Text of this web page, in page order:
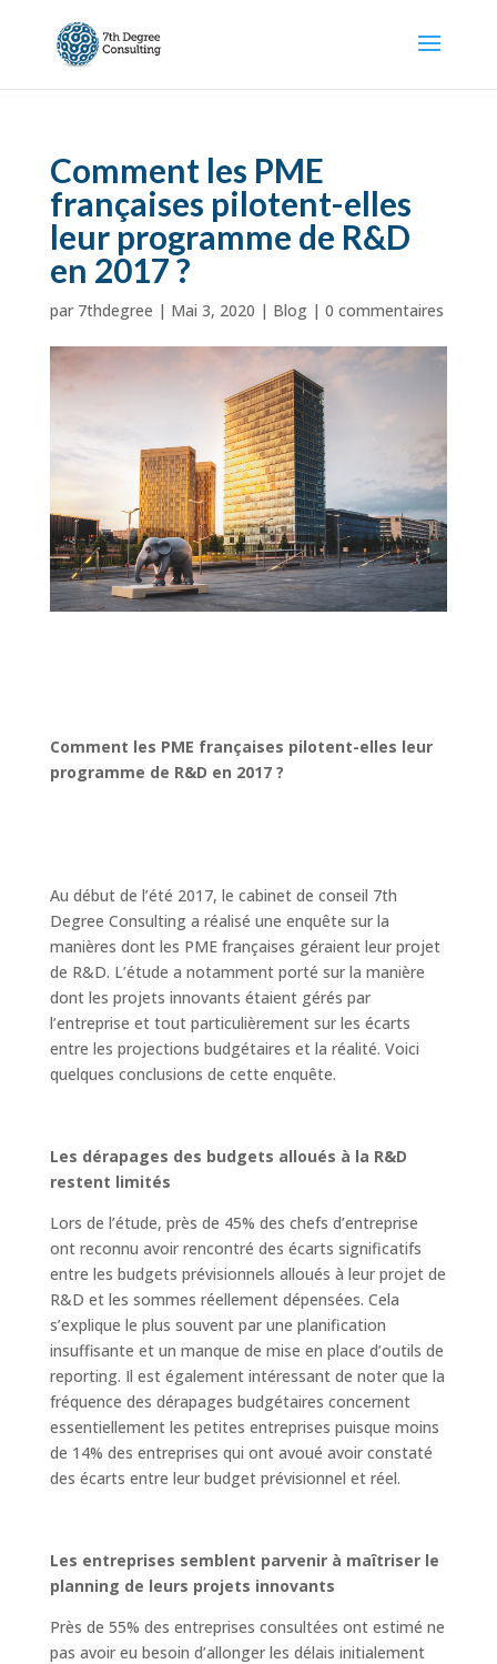
Comment les PME
françaises pilotent-elles
leur programme de R&D
en 2017 ?
par 7thdegree | Mai 3, 2020 | Blog| 0 commentaires
Comment les PME françaises pilotent-elles leur
programme de R&D en 2017 ?
Au début de l’été 2017, le cabinet de conseil 7th
Degree Consulting a réalisé une enquête sur la
manières dont les PME françaises géraient leur projet
de R&D. L’étude a notamment porté sur la manière
dont les projets innovants étaient gérés par
l’entreprise et tout particulièrement sur les écarts
entre les projections budgétaires et la réalité. Voici
quelques conclusions de cette enquête.
Les dérapages des budgets alloués à la R&D
restent limités
Lors de l’étude, près de 45% des chefs d’entreprise
ont reconnu avoir rencontré des écarts significatifs
entre les budgets prévisionnels alloués à leur projet de
R&D et les sommes réellement dépensées. Cela
s’explique le plus souvent par une planification
insuffisante et un manque de mise en place d’outils de
reporting. Il est également intéressant de noter que la
fréquence des dérapages budgétaires concernent
essentiellement les petites entreprises puisque moins
de 14% des entreprises qui ont avoué avoir constaté
des écarts entre leur budget prévisionnel et réel.
Les entreprises semblent parvenir à maîtriser le
planning de leurs projets innovants
Près de 55% des entreprises consultées ont estimé ne
pas avoir eu besoin d’allonger les délais initialement